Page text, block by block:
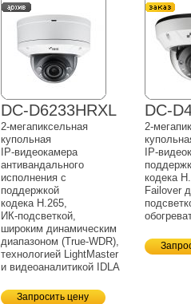
DC-D6233HRXL
2-мегапиксельная
купольная
IP-видеокамера
антивандального
исполнения с
поддержкой
кодека H.265,
ИК-подсветкой,
широким динамическим
диапазоном (True-WDR),
технологией LightMaster
и видеоаналитикой IDLA
Запросить цену
DC-
2-
IP-
кодека
Failover